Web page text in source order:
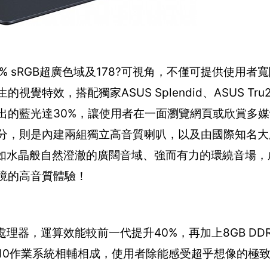
sRGB超廣色域及178?可視角，不僅可提供使用者
的視覺特效，搭配獨家ASUS Splendid、ASUS
藍光達30%，讓使用者在一面瀏覽網頁或欣賞多
則是內建兩組獨立高音質喇叭，以及由國際知名
晶般自然澄澈的廣闊音域、強而有力的環繞音場
高音質體驗！
器，運算效能較前一代提升40%，再加上8GB
業系統相輔相成，使用者除能感受超乎想像的極